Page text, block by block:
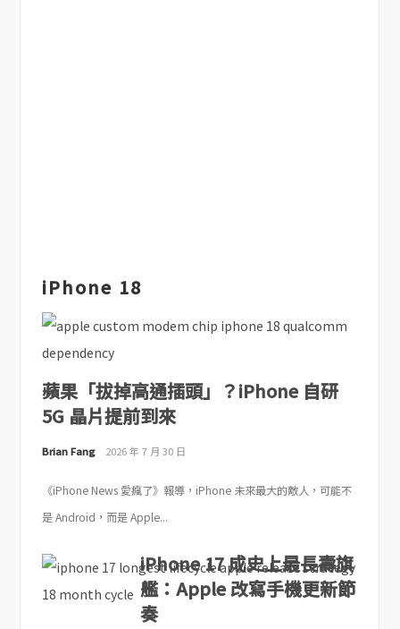
iPhone 18
蘋果「拔掉高通插頭」？iPhone 自研
5G 晶片提前到來
Brian Fang 2026 年 7 月 30 日
《iPhone News 愛瘋了》報導，iPhone 未來最大的敵人，可能不
是 Android，而是 Apple...
iPhone 17 成史上最長壽旗
艦：Apple 改寫手機更新節
奏